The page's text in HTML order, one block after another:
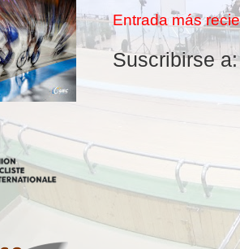
Entrada más
Suscribirse